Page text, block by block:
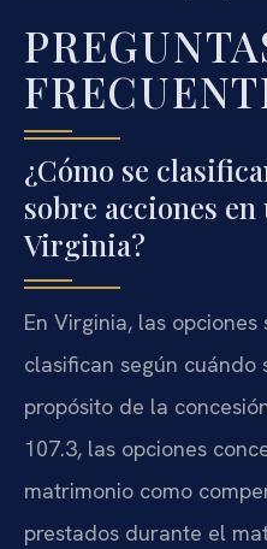
¿Cómo se
sobre acciones
Virginia?
En Virginia, las opciones
clasifican según cuándo
propósito de la
107.3, las opciones
matrimonio como
prestados durante el